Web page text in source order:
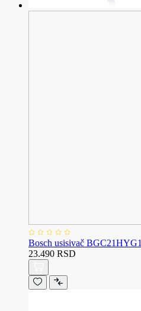
Bosch usisivač BGC21HYG1
23.490 RSD